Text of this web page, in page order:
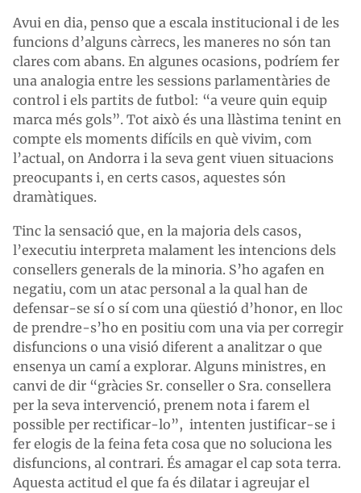
Avui en dia, penso que a escala institucional i de les
funcions d’alguns càrrecs, les maneres no són tan
clares com abans. En algunes ocasions, podríem fer
una analogia entre les sessions parlamentàries de
control i els partits de futbol: “a veure quin equip
marca més gols”. Tot això és una llàstima tenint en
compte els moments difícils en què vivim, com
l’actual, on Andorra i la seva gent viuen situacions
preocupants i, en certs casos, aquestes són
dramàtiques.
Tinc la sensació que, en la majoria dels casos,
l’executiu interpreta malament les intencions dels
consellers generals de la minoria. S’ho agafen en
negatiu, com un atac personal a la qual han de
defensar-se sí o sí com una qüestió d’honor, en lloc
de prendre-s’ho en positiu com una via per corregir
disfuncions o una visió diferent a analitzar o que
ensenya un camí a explorar. Alguns ministres, en
canvi de dir “gràcies Sr. conseller o Sra. consellera
per la seva intervenció, prenem nota i farem el
possible per rectificar-lo”, intenten justificar-se i
fer elogis de la feina feta cosa que no soluciona les
disfuncions, al contrari. És amagar el cap sota terra.
Aquesta actitud el que fa és dilatar i agreujar el